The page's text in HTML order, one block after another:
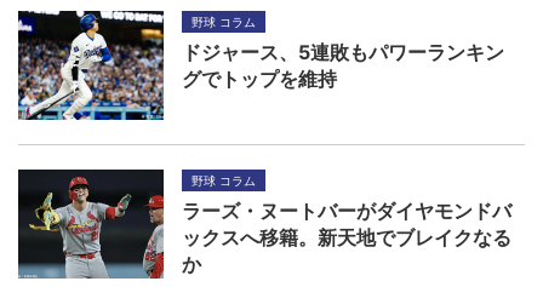
野球 コラム
ドジャース、5連敗もパワーランキン
グでトップを維持
野球 コラム
ラーズ・ヌートバーがダイヤモンドバ
ックスへ移籍。新天地でブレイクなる
か